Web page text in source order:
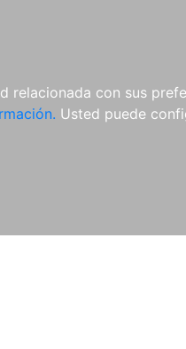
con sus
Usted puede
MATERIAL
COMPLEMENTARIO